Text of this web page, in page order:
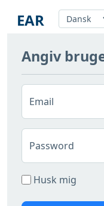
EAR
Auralisering
Værktøjer
Login
Angiv
Email
Password
Husk mig